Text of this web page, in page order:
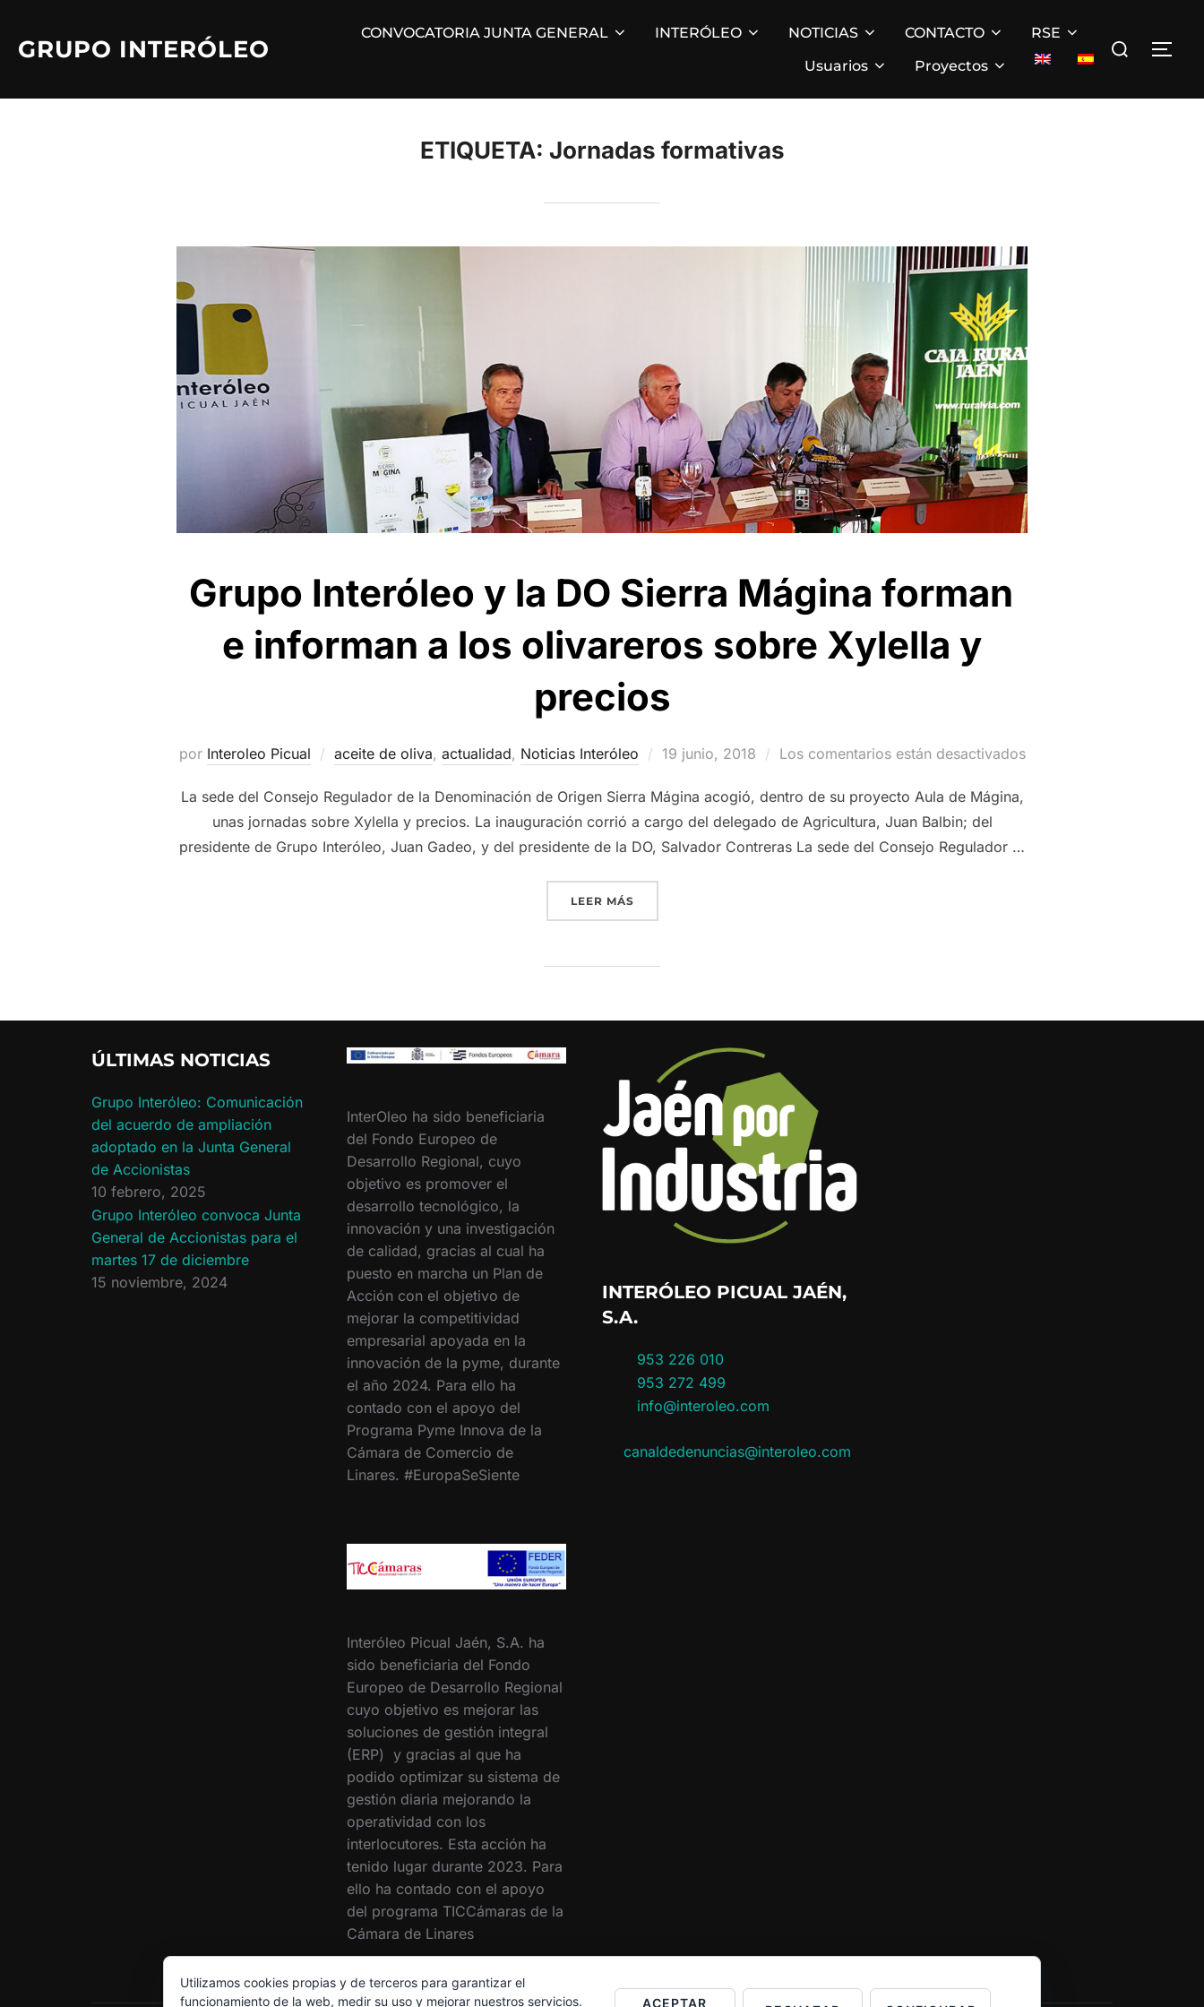
contenido
GRUPO INTERÓLEO
CONVOCATORIA JUNTA GENERAL INTERÓLEO NOTICIAS CONTACTO
RSE
Usuarios
Proyectos
Buscar:
ETIQUETA: Jornadas formativas
Grupo Interóleo y la DO Sierra Mágina forman
e informan a los olivareros sobre Xylella y
precios
por Interoleo Picual aceite de oliva, actualidad, Noticias Interóleo
Publicado
19 junio, 2018 Los comentarios están desactivados
La sede del Consejo Regulador de la Denominación de Origen Sierra Mágina acogió, dentro de su proyecto Aula de Mágina,
unas jornadas sobre Xylella y precios. La inauguración corrió a cargo del delegado de Agricultura, Juan Balbin; del
presidente de Grupo Interóleo, Juan Gadeo, y del presidente de la DO, Salvador Contreras La sede del Consejo Regulador …
LEER MÁS«GRUPO INTERÓLEO Y LA DO SIERRA MÁGINA FORMAN E INFORMAN A LOS OLIVAREROS
ÚLTIMAS NOTICIAS
Grupo Interóleo: Comunicación
del acuerdo de ampliación
adoptado en la Junta General
de Accionistas
10 febrero, 2025
Grupo Interóleo convoca Junta
General de Accionistas para el
martes 17 de diciembre
15 noviembre, 2024
InterOleo ha sido beneficiaria
del Fondo Europeo de
Desarrollo Regional, cuyo
objetivo es promover el
desarrollo tecnológico, la
innovación y una investigación
de calidad, gracias al cual ha
puesto en marcha un Plan de
Acción con el objetivo de
mejorar la competitividad
empresarial apoyada en la
innovación de la pyme, durante
el año 2024. Para ello ha
contado con el apoyo del
Programa Pyme Innova de la
Cámara de Comercio de
Linares. #EuropaSeSiente
Interóleo Picual Jaén, S.A. ha
sido beneficiaria del Fondo
Europeo de Desarrollo Regional
cuyo objetivo es mejorar las
soluciones de gestión integral
(ERP) y gracias al que ha
podido optimizar su sistema de
gestión diaria mejorando la
operatividad con los
interlocutores. Esta acción ha
tenido lugar durante 2023. Para
ello ha contado con el apoyo
del programa TICCámaras de la
Cámara de Linares
INTERÓLEO PICUAL JAÉN,
S.A.
953 226 010
953 272 499
info@interoleo.com
canaldedenuncias@interoleo.com
Utilizamos cookies propias y de terceros para garantizar el
funcionamiento de la web, medir su uso y mejorar nuestros servicios.
ACEPTAR